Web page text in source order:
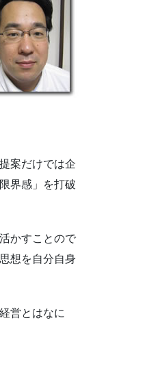
案だけでは企
界感」を打破
かすことので
想を自分自身
営とはなに